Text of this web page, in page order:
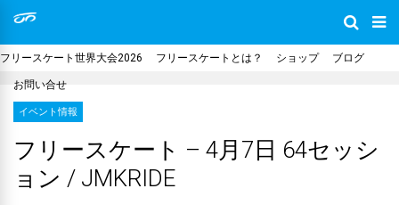
フリースケート世界大会2026 フリースケートとは？ ショップ ブログ
お問い合せ
イベント情報
フリースケート – 4月7日 64セッシ
ョン / JMKRIDE